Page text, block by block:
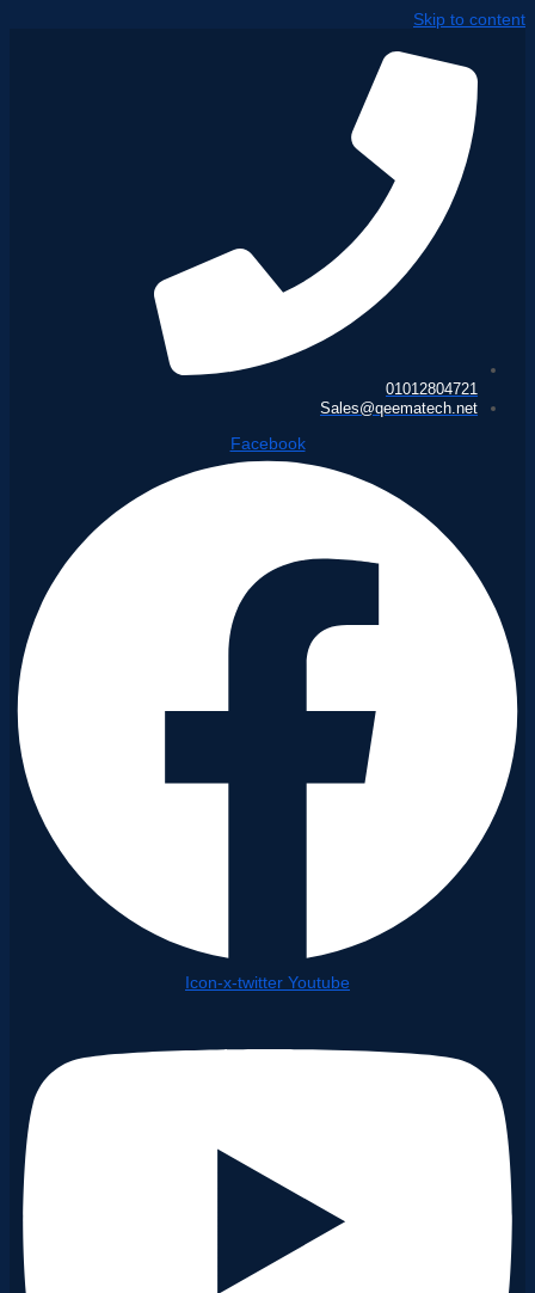
Skip to content
01012804721
Sales@qeematech.net
Facebook
Icon-x-twitter Youtube